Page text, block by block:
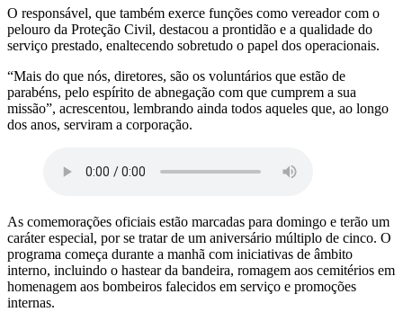
O responsável, que também exerce funções como vereador com o
pelouro da Proteção Civil, destacou a prontidão e a qualidade do
serviço prestado, enaltecendo sobretudo o papel dos operacionais.
“Mais do que nós, diretores, são os voluntários que estão de
parabéns, pelo espírito de abnegação com que cumprem a sua
missão”, acrescentou, lembrando ainda todos aqueles que, ao longo
dos anos, serviram a corporação.
As comemorações oficiais estão marcadas para domingo e terão um
caráter especial, por se tratar de um aniversário múltiplo de cinco. O
programa começa durante a manhã com iniciativas de âmbito
interno, incluindo o hastear da bandeira, romagem aos cemitérios em
homenagem aos bombeiros falecidos em serviço e promoções
internas.